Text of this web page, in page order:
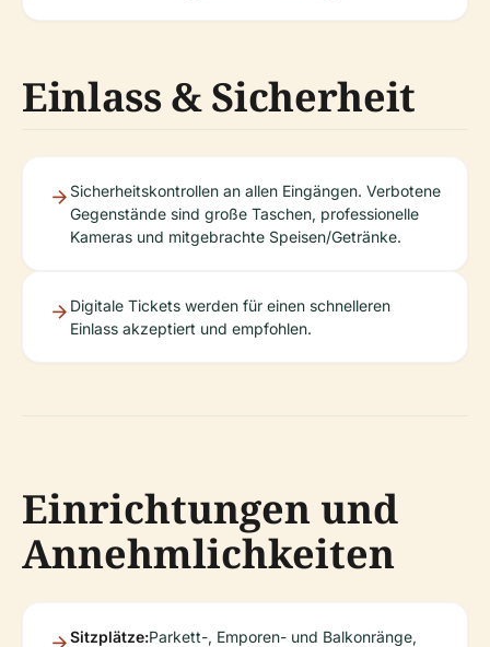
Einlass & Sicherheit
Sicherheitskontrollen an allen Eingängen. Verbotene
Gegenstände sind große Taschen, professionelle
Kameras und mitgebrachte Speisen/Getränke.
Digitale Tickets werden für einen schnelleren
Einlass akzeptiert und empfohlen.
Einrichtungen und
Annehmlichkeiten
Sitzplätze:Parkett-, Emporen- und Balkonränge,